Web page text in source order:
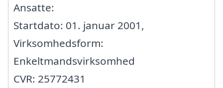
Ansatte:
Startdato: 01. januar 2001,
Virksomhedsform:
Enkeltmandsvirksomhed
CVR: 25772431